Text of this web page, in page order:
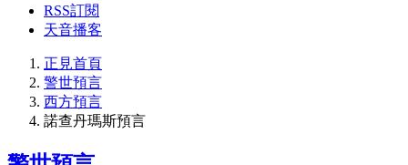
RSS訂閱
天音播客
正見首頁
警世預言
西方預言
諾查丹瑪斯預言